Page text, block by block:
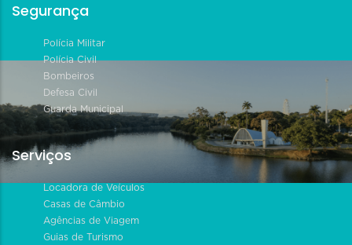
Segurança
Polícia Militar
Polícia Civil
Bombeiros
Defesa Civil
Guarda Municipal
Serviços
Locadora de Veículos
Casas de Câmbio
Agências de Viagem
Guias de Turismo